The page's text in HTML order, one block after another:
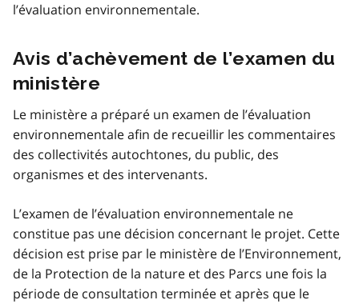
l’évaluation environnementale.
Avis d’achèvement de l’examen du
ministère
Le ministère a préparé un examen de l’évaluation
environnementale afin de recueillir les commentaires
des collectivités autochtones, du public, des
organismes et des intervenants.
L’examen de l’évaluation environnementale ne
constitue pas une décision concernant le projet. Cette
décision est prise par le ministère de l’Environnement,
de la Protection de la nature et des Parcs une fois la
période de consultation terminée et après que le